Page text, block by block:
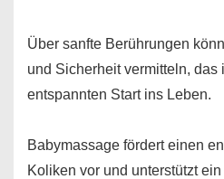
Über sanfte Berührungen
und Sicherheit vermitteln, das
entspannten Start ins Leben.
Babymassage fördert einen
Koliken vor und unterstützt